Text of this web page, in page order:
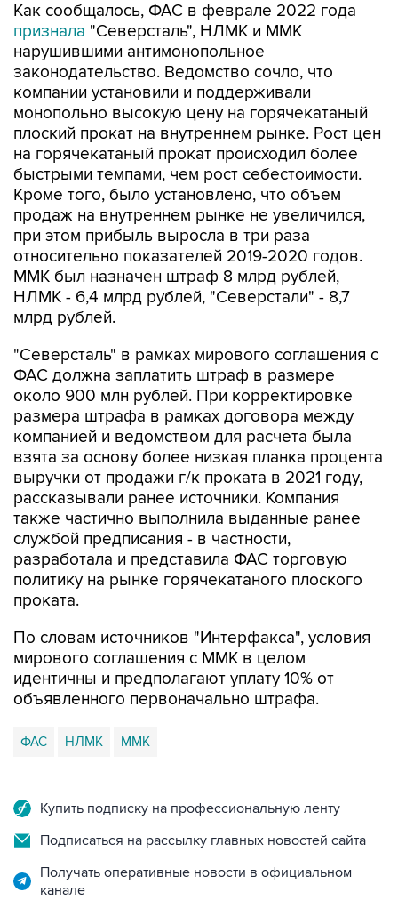
Как сообщалось, ФАС в феврале 2022 года
признала "Северсталь", НЛМК и ММК
нарушившими антимонопольное
законодательство. Ведомство сочло, что
компании установили и поддерживали
монопольно высокую цену на горячекатаный
плоский прокат на внутреннем рынке. Рост цен
на горячекатаный прокат происходил более
быстрыми темпами, чем рост себестоимости.
Кроме того, было установлено, что объем
продаж на внутреннем рынке не увеличился,
при этом прибыль выросла в три раза
относительно показателей 2019-2020 годов.
ММК был назначен штраф 8 млрд рублей,
НЛМК - 6,4 млрд рублей, "Северстали" - 8,7
млрд рублей.
"Северсталь" в рамках мирового соглашения с
ФАС должна заплатить штраф в размере
около 900 млн рублей. При корректировке
размера штрафа в рамках договора между
компанией и ведомством для расчета была
взята за основу более низкая планка процента
выручки от продажи г/к проката в 2021 году,
рассказывали ранее источники. Компания
также частично выполнила выданные ранее
службой предписания - в частности,
разработала и представила ФАС торговую
политику на рынке горячекатаного плоского
проката.
По словам источников "Интерфакса", условия
мирового соглашения с ММК в целом
идентичны и предполагают уплату 10% от
объявленного первоначально штрафа.
ФАС НЛМК ММК
Купить подписку на профессиональную ленту
Подписаться на рассылку главных новостей сайта
Получать оперативные новости в официальном
канале